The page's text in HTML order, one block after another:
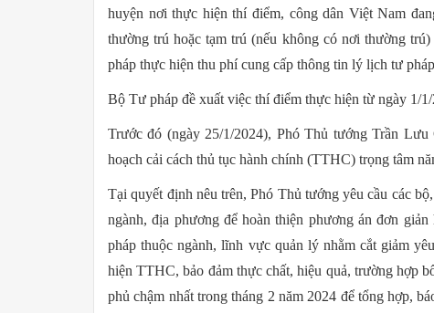
huyện nơi thực hiện thí điểm, công dân Việt Nam
thường trú hoặc tạm trú (nếu không có nơi thường
pháp thực hiện thu phí cung cấp thông tin lý lịch tư
Bộ Tư pháp đề xuất việc thí điểm thực hiện từ ngày 1/
Trước đó (ngày 25/1/2024), Phó Thủ tướng Trần
hoạch cải cách thủ tục hành chính (TTHC) trọng tâm
Tại quyết định nêu trên, Phó Thủ tướng yêu cầu các
ngành, địa phương để hoàn thiện phương án đơn
pháp thuộc ngành, lĩnh vực quản lý nhằm cắt giảm
hiện TTHC, bảo đảm thực chất, hiệu quả, trường hợp
phủ chậm nhất trong tháng 2 năm 2024 để tổng hợp,